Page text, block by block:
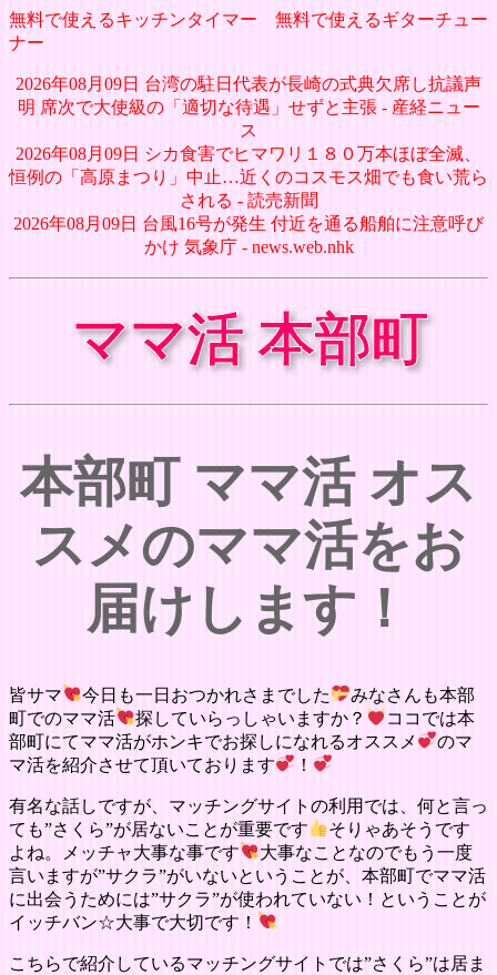
無料で使えるキッチンタイマー
無料で使えるギターチュー
ナー
2026年08月09日 台湾の駐日代表が長崎の式典欠席し抗議声
明 席次で大使級の「適切な待遇」せずと主張 - 産経ニュー
ス
2026年08月09日 シカ食害でヒマワリ１８０万本ほぼ全滅、
恒例の「高原まつり」中止…近くのコスモス畑でも食い荒ら
される - 読売新聞
2026年08月09日 台風16号が発生 付近を通る船舶に注意呼び
かけ 気象庁 - news.web.nhk
ママ活 本部町
本部町 ママ活 オス
スメのママ活をお
届けします！
皆サマ 今日も一日おつかれさまでした
みなさんも本部
町でのママ活
探していらっしゃいますか？
ココでは本
部町にてママ活がホンキでお探しになれるオススメ
のマ
マ活を紹介させて頂いております
！
有名な話しですが、マッチングサイトの利用では、何と言っ
ても”さくら”が居ないことが重要です
そりゃあそうです
よね。メッチャ大事な事です
大事なことなのでもう一度
言いますが”サクラ”がいないということが、本部町でママ活
に出会うためには”サクラ”が使われていない！ということが
イッチバン☆大事で大切です！
こちらで紹介しているマッチングサイトでは”さくら”は居ま